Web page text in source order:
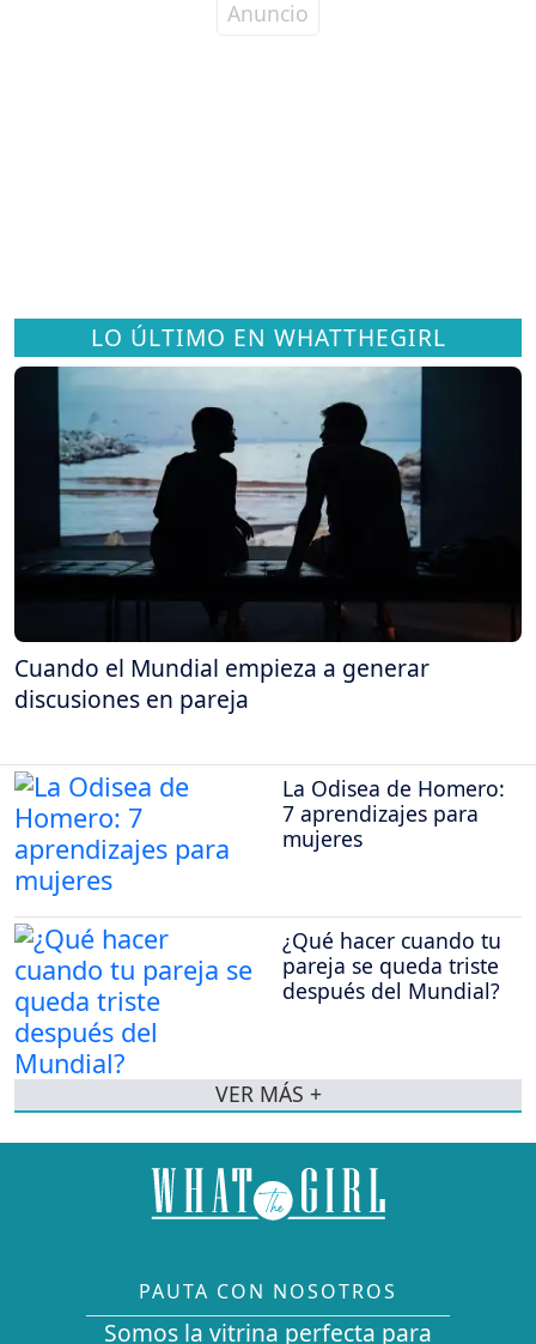
LO ÚLTIMO EN WHATTHEGIRL
Cuando el Mundial empieza a generar
discusiones en pareja
La Odisea de Homero:
7 aprendizajes para
mujeres
¿Qué hacer cuando tu
pareja se queda triste
después del Mundial?
VER MÁS +
PAUTA CON NOSOTROS
Somos la vitrina perfecta para